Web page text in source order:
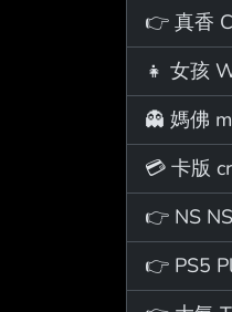
👉 真香
👧 女孩
👻 媽佛
💳 卡版
👉 NS
👉 PS5